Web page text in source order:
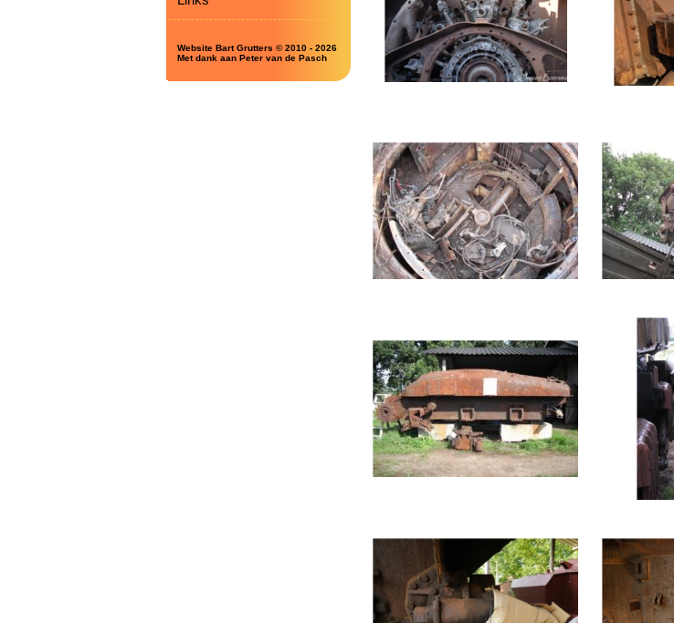
Website Bart Grutters © 2010 - 2026
Met dank aan Peter van de Pasch